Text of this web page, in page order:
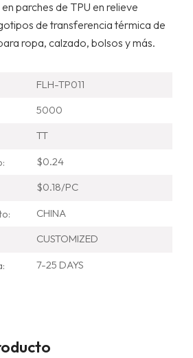
parches de TPU en relieve
de transferencia térmica de
ropa, calzado, bolsos y más.
FLH-TP011
5000
TT
$0.24
$0.18/PC
CHINA
CUSTOMIZED
7-25 DAYS